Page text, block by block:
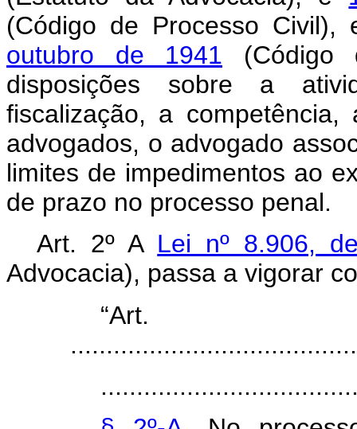
(Código de Processo
outubro de 1941 (Código
disposições sobre a
fiscalização, a
advogados, o advogado
limites de impedimentos ao
de prazo no processo penal.
Art. 2º A Lei nº 8.906,
Advocacia), passa a vigorar